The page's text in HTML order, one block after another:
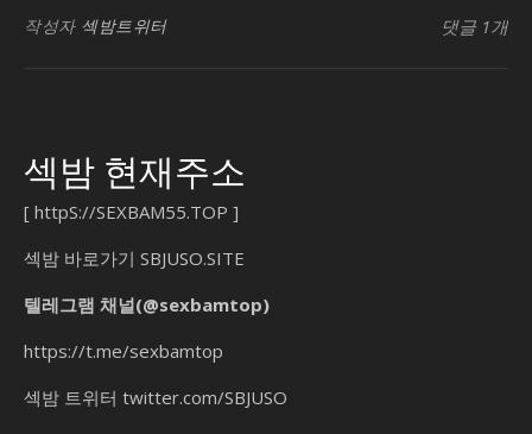
빈
나
괴
수
일
칭
백
작성자 섹밤트위터 댓글 1개
섹밤 현재주소
[ httpS://SEXBAM55.TOP ]
섹밤 바로가기 SBJUSO.SITE
텔레그램 채널(@sexbamtop)
https://t.me/sexbamtop
섹밤 트위터 twitter.com/SBJUSO